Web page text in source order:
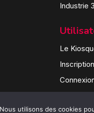
Industrie
Le
Inscription
Nous utilisons des cookies